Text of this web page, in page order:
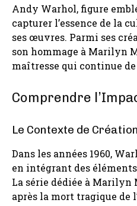
Andy Warhol, figure
capturer l’essence de la
ses œuvres. Parmi ses
son hommage à Marilyn
maîtresse qui continue
Comprendre
Le Contexte de Création
Dans les années 1960,
en intégrant des
La série dédiée à Marilyn
après la mort tragique de